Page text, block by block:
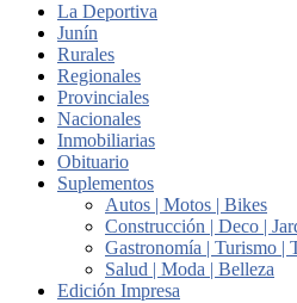
La Deportiva
Junín
Rurales
Regionales
Provinciales
Nacionales
Inmobiliarias
Obituario
Suplementos
Autos | Motos | Bikes
Construcción | Deco |
Gastronomía | Turismo |
Salud | Moda | Belleza
Edición Impresa